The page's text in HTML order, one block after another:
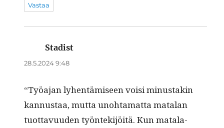
Vastaa
Stadist
28.5.2024 9:48
“Työa­jan lyhen­tämiseen voisi minus­takin
kan­nus­taa, mut­ta uno­hta­mat­ta mata­lan
tuot­tavu­u­den työn­tek­i­jöitä. Kun mata­la­